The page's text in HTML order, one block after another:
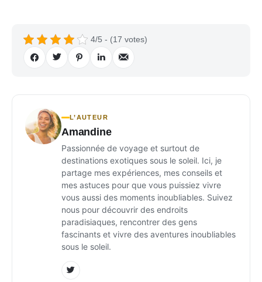
4/5 - (17 votes)
L’AUTEUR
Amandine
Passionnée de voyage et surtout de
destinations exotiques sous le soleil. Ici, je
partage mes expériences, mes conseils et
mes astuces pour que vous puissiez vivre
vous aussi des moments inoubliables. Suivez
nous pour découvrir des endroits
paradisiaques, rencontrer des gens
fascinants et vivre des aventures inoubliables
sous le soleil.